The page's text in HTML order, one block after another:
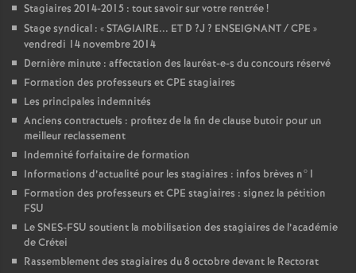
Stagiaires 2014-2015 : tout savoir sur votre rentrée!
Stage syndical : «STAGIAIRE... ET D ?J ? ENSEIGNANT/CPE »
vendredi 14 novembre 2014
Dernière minute : affectation des lauréat-e-s du concours réservé
Formation des professeurs etCPE stagiaires
Les principales indemnités
Anciens contractuels : profitez de la fin de clause butoir pour un
meilleur reclassement
Indemnité forfaitaire de formation
Informations d’actualité pour les stagiaires : infos brèves n°1
Formation des professeurs etCPE stagiaires : signez la pétition
FSU
LeSNES-FSU soutient la mobilisation des stagiaires de l’académie
de Crétei
Rassemblement des stagiaires du 8 octobre devant le Rectorat